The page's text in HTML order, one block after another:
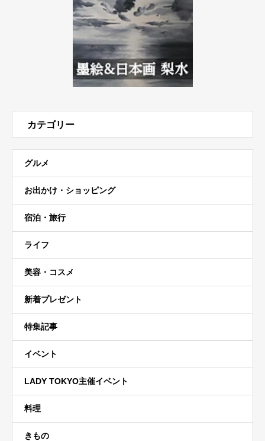
カテゴリー
グルメ
お出かけ・ショッピング
宿泊・旅行
ライフ
美容・コスメ
新着プレゼント
特集記事
イベント
LADY TOKYO主催イベント
料理
きもの